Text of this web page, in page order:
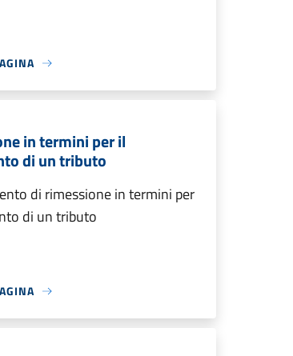
in termini per il
di un tributo
di rimessione in termini per
di un tributo